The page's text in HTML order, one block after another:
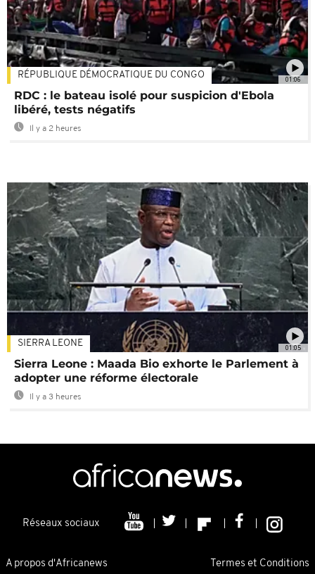
01:06
RÉPUBLIQUE DÉMOCRATIQUE DU CONGO
RDC : le bateau isolé pour suspicion d'Ebola
libéré, tests négatifs
Il y a 2 heures
01:05
SIERRA LEONE
Sierra Leone : Maada Bio exhorte le Parlement à
adopter une réforme électorale
Il y a 3 heures
Réseaux sociaux
A propos d'Africanews Termes et Conditions